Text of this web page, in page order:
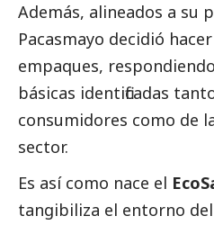
Además, alineados a su
Pacasmayo decidió
empaques,
básicas identificadas
consumidores como de
sector.
Es así como nace el
tangibiliza el entorno